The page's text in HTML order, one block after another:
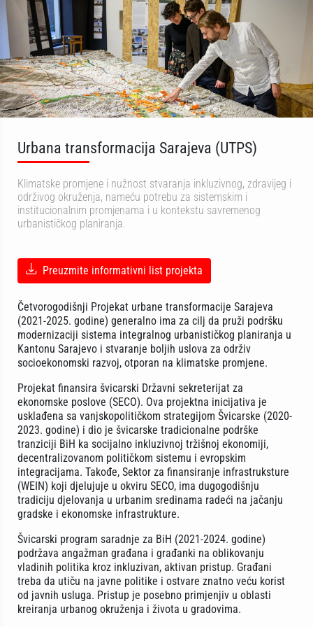
Urbana transformacija Sarajeva (UTPS)
Klimatske promjene i nužnost stvaranja inkluzivnog, zdravijeg i
održivog okruženja, nameću potrebu za sistemskim i
institucionalnim promjenama i u kontekstu savremenog
urbanističkog planiranja.
Preuzmite informativni list projekta
Četvorogodišnji Projekat urbane transformacije Sarajeva
(2021-2025. godine) generalno ima za cilj da pruži podršku
modernizaciji sistema integralnog urbanističkog planiranja u
Kantonu Sarajevo i stvaranje boljih uslova za održiv
socioekonomski razvoj, otporan na klimatske promjene.
Projekat finansira švicarski Državni sekreterijat za
ekonomske poslove (SECO). Ova projektna inicijativa je
usklađena sa vanjskopolitičkom strategijom Švicarske (2020-
2023. godine) i dio je švicarske tradicionalne podrške
tranziciji BiH ka socijalno inkluzivnoj tržišnoj ekonomiji,
decentralizovanom političkom sistemu i evropskim
integracijama. Takođe, Sektor za finansiranje infrastruksture
(WEIN) koji djelujuje u okviru SECO, ima dugogodišnju
tradiciju djelovanja u urbanim sredinama radeći na jačanju
gradske i ekonomske infrastrukture.
Švicarski program saradnje za BiH (2021-2024. godine)
podržava angažman građana i građanki na oblikovanju
vladinih politika kroz inkluzivan, aktivan pristup. Građani
treba da utiču na javne politike i ostvare znatno veću korist
od javnih usluga. Pristup je posebno primjenjiv u oblasti
kreiranja urbanog okruženja i života u gradovima.